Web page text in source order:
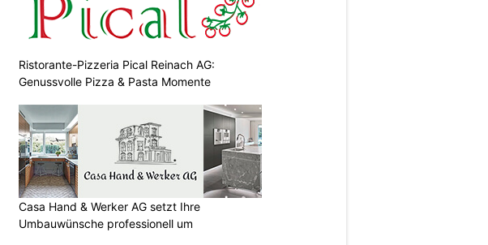
Ristorante-Pizzeria Pical Reinach AG:
Genussvolle Pizza & Pasta Momente
Casa Hand & Werker AG setzt Ihre
Umbauwünsche professionell um